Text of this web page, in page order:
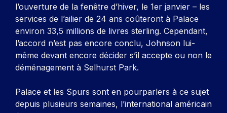
l’ouverture de la fenêtre d’hiver, le 1er janvier – les
services de l’ailier de 24 ans coûteront à Palace
environ 33,5 millions de livres sterling. Cependant,
l’accord n’est pas encore conclu, Johnson lui-
même devant encore décider s’il accepte ou non le
déménagement à Selhurst Park.
Palace et les Spurs sont en pourparlers à ce sujet
depuis plusieurs semaines, l’international américain